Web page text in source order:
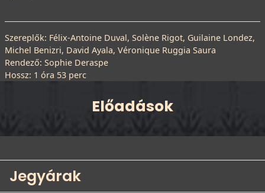
Szereplők: Félix-Antoine Duval, Solène Rigot, Guilaine Londez,
Michel Benizri, David Ayala, Véronique Ruggia Saura
Rendező: Sophie Deraspe
Hossz: 1 óra 53 perc
Előadások
Jegyárak